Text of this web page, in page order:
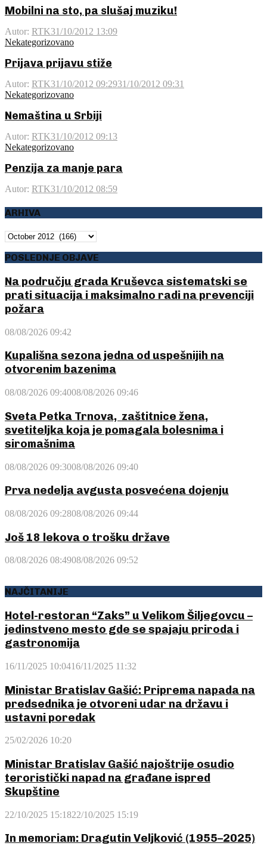
Mobilni na sto, pa slušaj muziku!
Autor: RTK31/10/2012 13:09
Nekategorizovano
Prijava prijavu stiže
Autor: RTK31/10/2012 09:2931/10/2012 09:31
Nekategorizovano
Nemaština u Srbiji
Autor: RTK31/10/2012 09:13
Nekategorizovano
Penzija za manje para
Autor: RTK31/10/2012 08:59
ARHIVA
ARHIVA
POSLEDNJE OBJAVE
Na području grada Kruševca sistematski se
prati situacija i maksimalno radi na prevenciji
požara
08/08/2026 09:42
Kupališna sezona jedna od uspešnijih na
otvorenim bazenima
08/08/2026 09:4008/08/2026 09:46
Sveta Petka Trnova, zaštitnice žena,
svetiteljka koja je pomagala bolesnima i
siromašnima
08/08/2026 09:3008/08/2026 09:40
Prva nedelja avgusta posvećena dojenju
08/08/2026 09:2808/08/2026 09:44
Još 18 lekova o trošku države
08/08/2026 08:4908/08/2026 09:52
NAJČITANIJE
Hotel-restoran “Zaks” u Velikom Šiljegovcu –
jedinstveno mesto gde se spajaju priroda i
gastronomija
16/11/2025 10:0416/11/2025 11:32
Ministar Bratislav Gašić: Priprema napada na
predsednika je otvoreni udar na državu i
ustavni poredak
25/02/2026 10:20
Ministar Bratislav Gašić najoštrije osudio
teroristički napad na građane ispred
Skupštine
22/10/2025 15:1822/10/2025 15:19
In memoriam: Dragutin Veljković (1955–2025)